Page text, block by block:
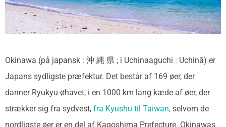
Okinawa (på japansk : 沖 縄 県 ; i Uchinaaguchi : Uchinā) er
Japans sydligste præfektur. Det består af 169 øer, der
danner Ryukyu-øhavet, i en 1000 km lang kæde af øer, der
strækker sig fra sydvest, fra Kyushu til Taiwan, selvom de
nordligste øer er en del af Kagoshima Prefecture. Okinawas